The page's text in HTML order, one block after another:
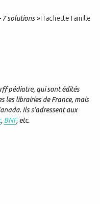
7 solutions »Hachette Famille
pédiatre, qui sont édités
les librairies de France, mais
Ils s’adressent aux
, BNF, etc.